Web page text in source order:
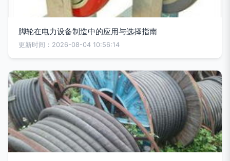
脚轮在电力设备制造中的应用与选择指南
更新时间：2026-08-04 10:56:14